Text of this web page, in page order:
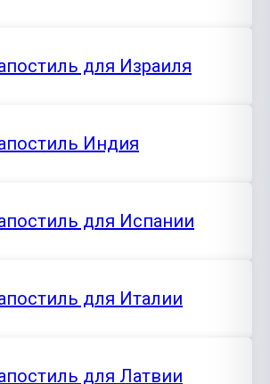
для Израиля
Индия
для Испании
для Италии
для Латвии